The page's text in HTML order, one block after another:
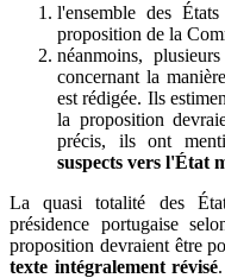
l'ensemble des
proposition de la
néanmoins,
concernant la
est rédigée. Ils
la proposition
précis, ils ont
suspects vers l'État
La quasi totalité des
présidence portugaise
proposition devraient être
texte intégralement révisé